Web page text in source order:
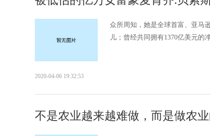
众所周知，她是全球首富、亚马
儿；曾经共同拥有1370亿美元的
2020-04-06 19:32:53
不是农业越来越难做，而是做农